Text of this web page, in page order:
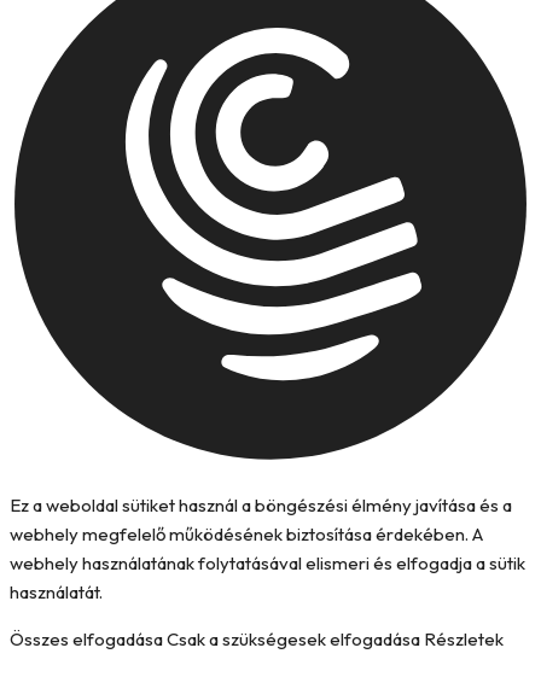
Ez a weboldal sütiket használ a böngészési élmény javítása és a
webhely megfelelő működésének biztosítása érdekében. A
webhely használatának folytatásával elismeri és elfogadja a sütik
használatát.
Összes elfogadásaCsak a szükségesek elfogadása Részletek